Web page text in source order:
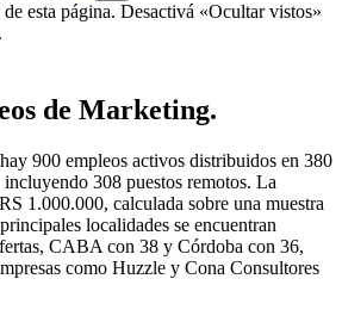
esta página. Desactivá «Ocultar vistos»
de Marketing.
900 empleos activos distribuidos en 380
308 puestos remotos. La
1.000.000, calculada sobre una muestra
localidades se encuentran
CABA con 38 y Córdoba con 36,
como Huzzle y Cona Consultores